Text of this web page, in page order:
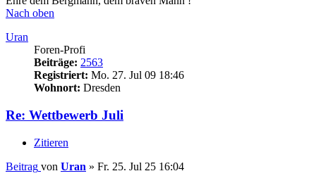
Nach oben
Uran
Foren-Profi
Beiträge: 2563
Registriert: Mo. 27. Jul 09 18:46
Wohnort: Dresden
Re: Wettbewerb Juli
Zitieren
Beitrag von Uran » Fr. 25. Jul 25 16:04